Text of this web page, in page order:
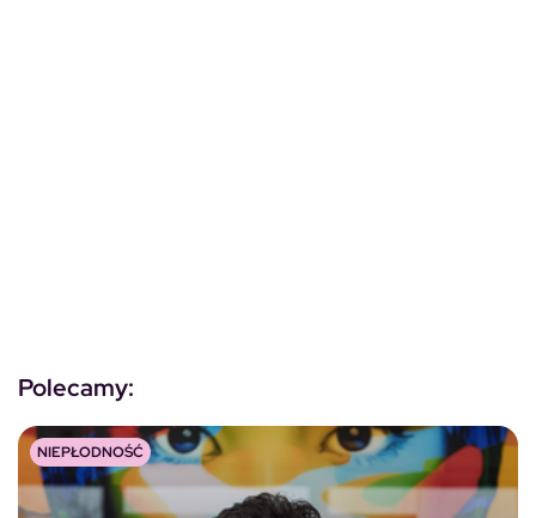
Polecamy:
NIEPŁODNOŚĆ